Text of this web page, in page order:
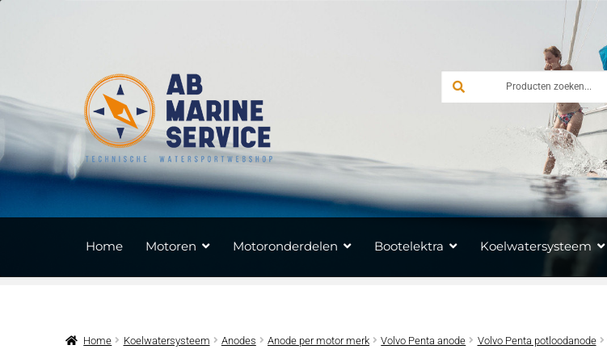
navigatie
inhoud
Home Motoren Motoronderdelen Bootelektra Koelwatersysteem
Home Koelwatersysteem Anodes Anode per motor merk Volvo Penta anode Volvo Penta potloodanode